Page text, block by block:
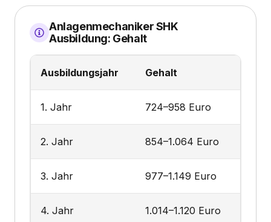
Anlagenmechaniker SHK
Ausbildung: Gehalt
Ausbildungsjahr Gehalt
1. Jahr 724–958 Euro
2. Jahr 854–1.064 Euro
3. Jahr 977–1.149 Euro
4. Jahr 1.014–1.120 Euro